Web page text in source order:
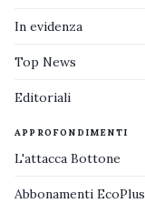
In evidenza
Top News
Editoriali
APPROFONDIMENTI
L'attacca Bottone
Abbonamenti EcoPlus